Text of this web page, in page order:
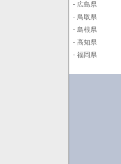
- 広島県
- 鳥取県
- 島根県
- 高知県
- 福岡県